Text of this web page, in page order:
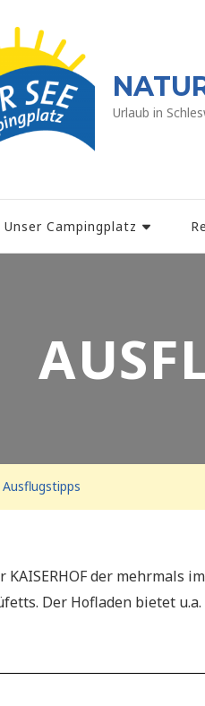
Urlaub in
Unser Campingplatz
Ausflugstipps
der mehrmals
Der Hofladen bietet